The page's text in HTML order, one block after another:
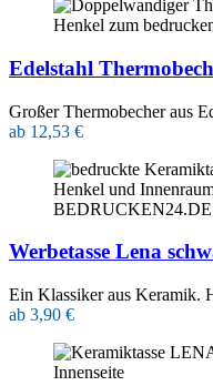
Edelstahl
Großer Thermobecher aus
ab 12,53 €
Werbetasse Lena
Ein Klassiker aus Keramik.
ab 3,90 €